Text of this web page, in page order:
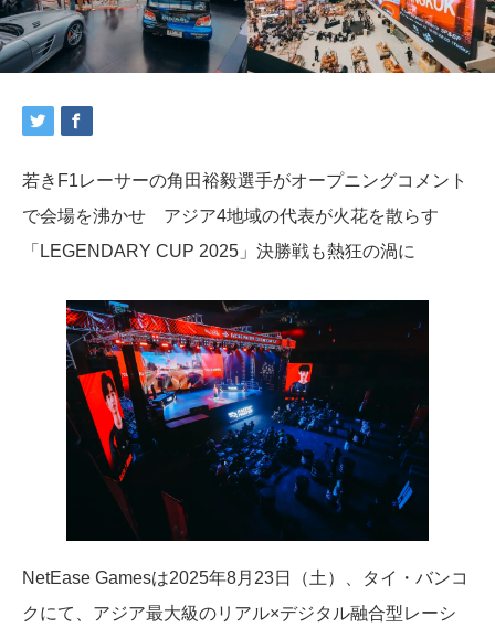
若きF1レーサーの角田裕毅選手がオープニングコメント
で会場を沸かせ アジア4地域の代表が火花を散らす
「LEGENDARY CUP 2025」決勝戦も熱狂の渦に
NetEase Gamesは2025年8月23日（土）、タイ・バンコ
クにて、アジア最大級のリアル×デジタル融合型レーシ